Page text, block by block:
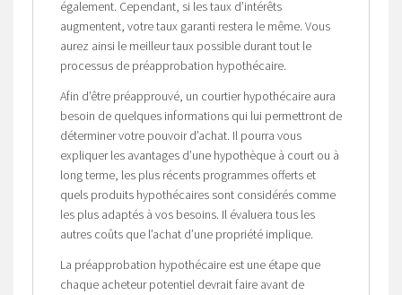
également. Cependant, si les taux d’intérêts
augmentent, votre taux garanti restera le même. Vous
aurez ainsi le meilleur taux possible durant tout le
processus de préapprobation hypothécaire.
Afin d’être préapprouvé, un courtier hypothécaire aura
besoin de quelques informations qui lui permettront de
déterminer votre pouvoir d’achat. Il pourra vous
expliquer les avantages d’une hypothèque à court ou à
long terme, les plus récents programmes offerts et
quels produits hypothécaires sont considérés comme
les plus adaptés à vos besoins. Il évaluera tous les
autres coûts que l’achat d’une propriété implique.
La préapprobation hypothécaire est une étape que
chaque acheteur potentiel devrait faire avant de